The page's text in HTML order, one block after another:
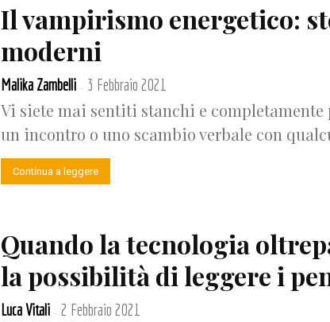
Il vampirismo energetico:
moderni
Malika Zambelli - 3 Febbraio 2021
Vi siete mai sentiti stanchi e
un incontro o uno scambio verbale con
Continua a leggere
Quando la tecnologia
la possibilità di leggere i
Luca Vitali - 2 Febbraio 2021